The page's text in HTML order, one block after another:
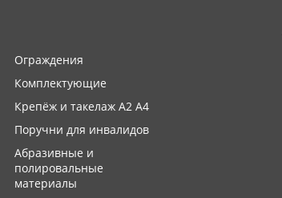
Ограждения
Комплектующие
Крепёж и такелаж А2 А4
Поручни для инвалидов
Абразивные и
полировальные
материалы